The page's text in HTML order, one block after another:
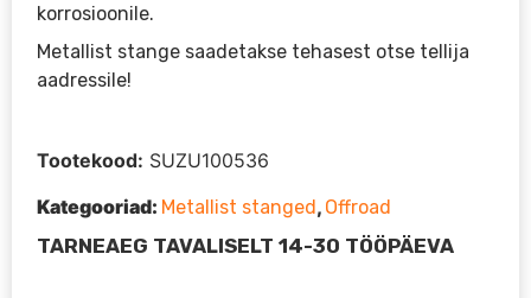
korrosioonile.
Metallist stange saadetakse tehasest otse tellija
aadressile!
Tootekood: SUZU100536
Kategooriad: Metallist stanged, Offroad
TARNEAEG TAVALISELT 14-30 TÖÖPÄEVA